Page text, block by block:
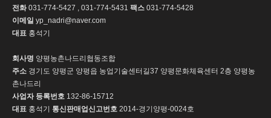
전화031-774-5427 , 031-774-5431 팩스 031-774-5428
이메일 yp_nadri@naver.com
대표 홍석기
회사명 양평농촌나드리협동조합
주소 경기도 양평군 양평읍 농업기술센터길37 양평문화체육센터 2층 양평농
촌나드리
사업자 등록번호 132-86-15712
대표 홍석기 통신판매업신고번호 2014-경기양평-0024호